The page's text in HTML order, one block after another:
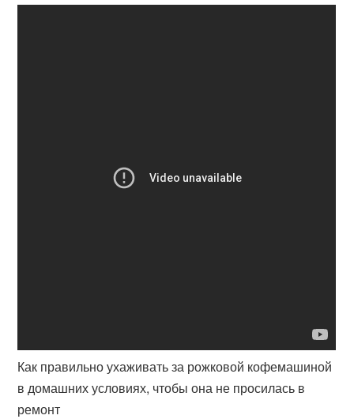
Как правильно ухаживать за рожковой кофемашиной
в домашних условиях, чтобы она не просилась в
ремонт